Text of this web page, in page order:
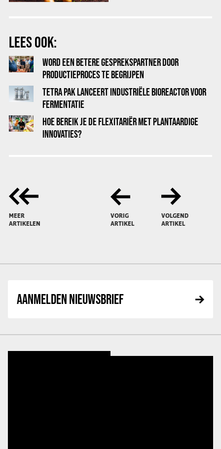
LEES OOK:
WORD EEN BETERE GESPREKSPARTNER DOOR
PRODUCTIEPROCES TE BEGRIJPEN
TETRA PAK LANCEERT INDUSTRIËLE BIOREACTOR VOOR
FERMENTATIE
HOE BEREIK JE DE FLEXITARIËR MET PLANTAARDIGE
INNOVATIES?
MEER
ARTIKELEN
VORIG
ARTIKEL
VOLGEND
ARTIKEL
AANMELDEN NIEUWSBRIEF